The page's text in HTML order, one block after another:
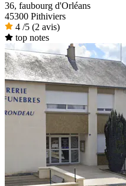
36, faubourg d'Orléans
45300 Pithiviers
4 /5 (2 avis)
top notes